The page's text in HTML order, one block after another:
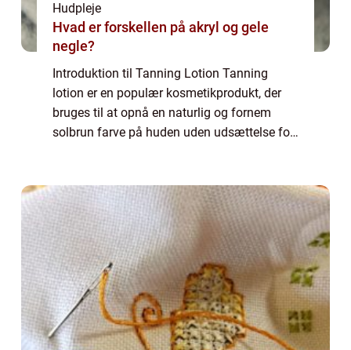
Hudpleje
Hvad er forskellen på akryl og gele
negle?
Introduktion til Tanning Lotion Tanning
lotion er en populær kosmetikprodukt, der
bruges til at opnå en naturlig og fornem
solbrun farve på huden uden udsættelse for